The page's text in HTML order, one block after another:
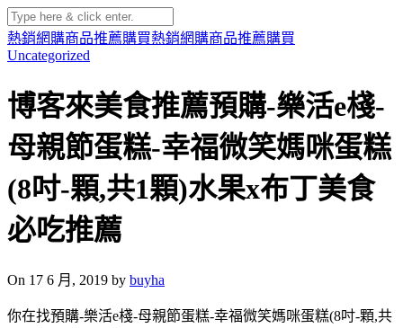
熱銷網購商品推薦購買熱銷網購商品推薦購買
Uncategorized
博客來美食推薦預購-樂活e棧-
母親節蛋糕-幸福微笑媽咪蛋糕
(8吋-顆,共1顆)水果x布丁美食
必吃推薦
On 17 6 月, 2019 by buyha
你在找預購-樂活e棧-母親節蛋糕-幸福微笑媽咪蛋糕(8吋-顆,共